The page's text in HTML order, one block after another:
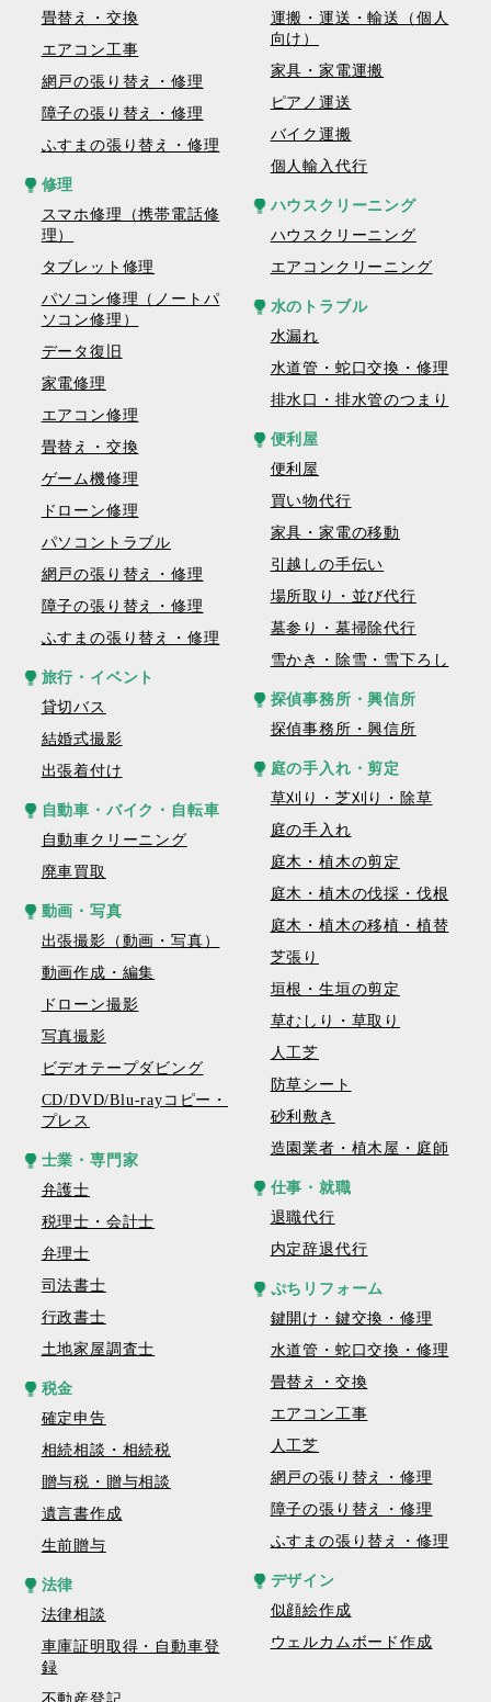
畳替え・交換
エアコン工事
網戸の張り替え・修理
障子の張り替え・修理
ふすまの張り替え・修理
修理
スマホ修理（携帯電話修
理）
タブレット修理
パソコン修理（ノートパ
ソコン修理）
データ復旧
家電修理
エアコン修理
畳替え・交換
ゲーム機修理
ドローン修理
パソコントラブル
網戸の張り替え・修理
障子の張り替え・修理
ふすまの張り替え・修理
旅行・イベント
貸切バス
結婚式撮影
出張着付け
自動車・バイク・自転車
自動車クリーニング
廃車買取
動画・写真
出張撮影（動画・写真）
動画作成・編集
ドローン撮影
写真撮影
ビデオテープダビング
CD/DVD/Blu-rayコピー・
プレス
士業・専門家
弁護士
税理士・会計士
弁理士
司法書士
行政書士
土地家屋調査士
税金
確定申告
相続相談・相続税
贈与税・贈与相談
遺言書作成
生前贈与
法律
法律相談
車庫証明取得・自動車登
録
運搬・運送・輸送（個人
向け）
家具・家電運搬
ピアノ運送
バイク運搬
個人輸入代行
ハウスクリーニング
ハウスクリーニング
エアコンクリーニング
水のトラブル
水漏れ
水道管・蛇口交換・修理
排水口・排水管のつまり
便利屋
便利屋
買い物代行
家具・家電の移動
引越しの手伝い
場所取り・並び代行
墓参り・墓掃除代行
雪かき・除雪・雪下ろし
探偵事務所・興信所
探偵事務所・興信所
庭の手入れ・剪定
草刈り・芝刈り・除草
庭の手入れ
庭木・植木の剪定
庭木・植木の伐採・伐根
庭木・植木の移植・植替
芝張り
垣根・生垣の剪定
草むしり・草取り
人工芝
防草シート
砂利敷き
造園業者・植木屋・庭師
仕事・就職
退職代行
内定辞退代行
ぷちリフォーム
鍵開け・鍵交換・修理
水道管・蛇口交換・修理
畳替え・交換
エアコン工事
人工芝
網戸の張り替え・修理
障子の張り替え・修理
ふすまの張り替え・修理
デザイン
似顔絵作成
ウェルカムボード作成